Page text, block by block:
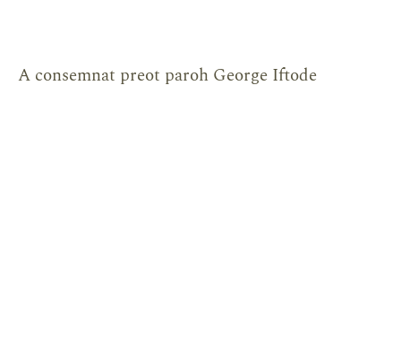
A consemnat preot paroh George Iftode